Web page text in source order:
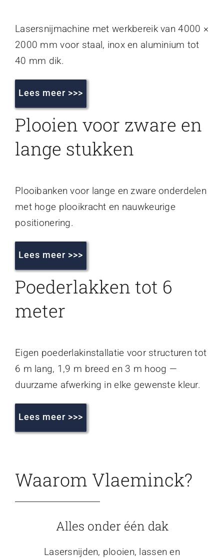
Lasersnijmachine met werkbereik van 4000 ×
2000 mm voor staal, inox en aluminium tot
40 mm dik.
Lees meer >>>
Plooien voor zware en
lange stukken
Plooibanken voor lange en zware onderdelen
met hoge plooikracht en nauwkeurige
positionering.
Lees meer >>>
Poederlakken tot 6
meter
Eigen poederlakinstallatie voor structuren tot
6 m lang, 1,9 m breed en 3 m hoog —
duurzame afwerking in elke gewenste kleur.
Lees meer >>>
Waarom Vlaeminck?
Alles onder één dak
Lasersnijden, plooien, lassen en